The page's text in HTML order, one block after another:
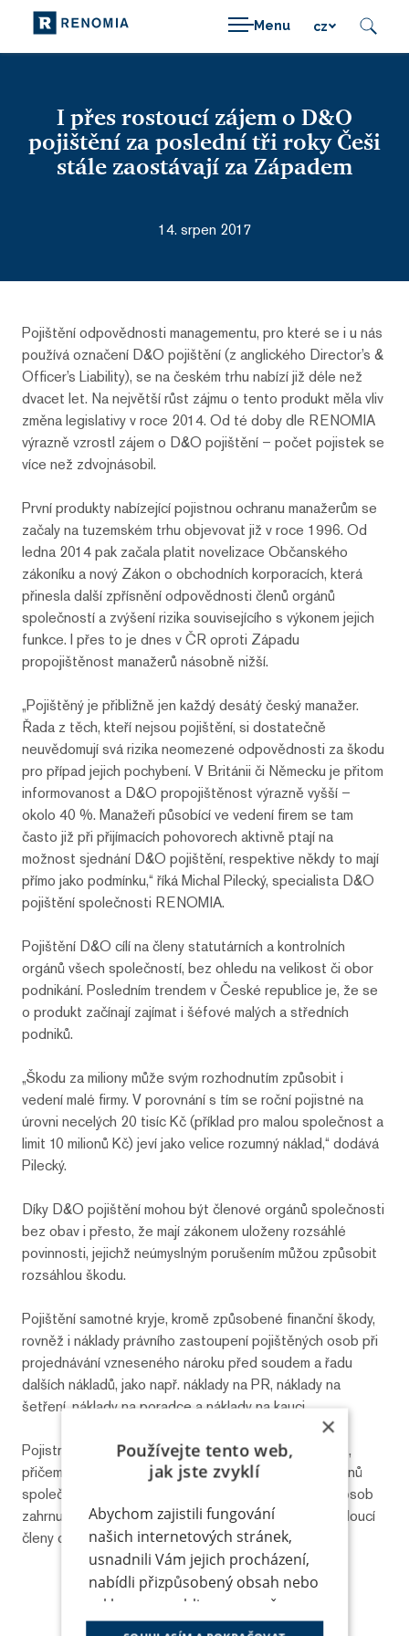
Menu cz
I přes rostoucí zájem o D&O
pojištění za poslední tři roky Češi
stále zaostávají za Západem
14. srpen 2017
Pojištění odpovědnosti managementu, pro které se i u nás
používá označení D&O pojištění (z anglického Director’s &
Officer’s Liability), se na českém trhu nabízí již déle než
dvacet let. Na největší růst zájmu o tento produkt měla vliv
změna legislativy v roce 2014. Od té doby dle RENOMIA
výrazně vzrostl zájem o D&O pojištění – počet pojistek se
více než zdvojnásobil.
První produkty nabízející pojistnou ochranu manažerům se
začaly na tuzemském trhu objevovat již v roce 1996. Od
ledna 2014 pak začala platit novelizace Občanského
zákoníku a nový Zákon o obchodních korporacích, která
přinesla další zpřísnění odpovědnosti členů orgánů
společností a zvýšení rizika souvisejícího s výkonem jejich
funkce. I přes to je dnes v ČR oproti Západu
propojištěnost manažerů násobně nižší.
„Pojištěný je přibližně jen každý desátý český manažer.
Řada z těch, kteří nejsou pojištění, si dostatečně
neuvědomují svá rizika neomezené odpovědnosti za škodu
pro případ jejich pochybení. V Británii či Německu je přitom
informovanost a D&O propojištěnost výrazně vyšší –
okolo 40 %. Manažeři působící ve vedení firem se tam
často již při přijímacích pohovorech aktivně ptají na
možnost sjednání D&O pojištění, respektive někdy to mají
přímo jako podmínku,“ říká Michal Pilecký, specialista D&O
pojištění společnosti RENOMIA.
Pojištění D&O cílí na členy statutárních a kontrolních
orgánů všech společností, bez ohledu na velikost či obor
podnikání. Posledním trendem v České republice je, že se
o produkt začínají zajímat i šéfové malých a středních
podniků.
„Škodu za miliony může svým rozhodnutím způsobit i
vedení malé firmy. V porovnání s tím se roční pojistné na
úrovni necelých 20 tisíc Kč (příklad pro malou společnost a
limit 10 milionů Kč) jeví jako velice rozumný náklad,“ dodává
Pilecký.
Díky D&O pojištění mohou být členové orgánů společnosti
bez obav i přesto, že mají zákonem uloženy rozsáhlé
povinnosti, jejichž neúmyslným porušením můžou způsobit
rozsáhlou škodu.
Pojištění samotné kryje, kromě způsobené finanční škody,
rovněž i náklady právního zastoupení pojištěných osob při
projednávání vzneseného nároku před soudem a řadu
dalších nákladů, jako např. náklady na PR, náklady na
šetření, náklady na poradce a náklady na kauci.
Pojistnou smlouvu sjednává jako pojistník společnost,
přičemž pojištěna je osobní odpovědnost členů orgánů
společnosti jako fyzických osob. Okruh pojištěných osob
zahrnuje standardně všechny minulé, současné a budoucí
členy orgánů společnosti.
FacebookX.comLinkedIn
×
Používejte tento web,
jak jste zvyklí
Abychom zajistili fungování
našich internetových stránek,
usnadnili Vám jejich procházení,
nabídli přizpůsobený obsah nebo
reklamu a mohli anonymně
analyzovat návštěvnost,